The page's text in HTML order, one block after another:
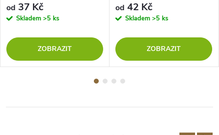
od 37 Kč
Skladem >5 ks
ZOBRAZIT
od 42 Kč
Skladem >5 ks
ZOBRAZIT